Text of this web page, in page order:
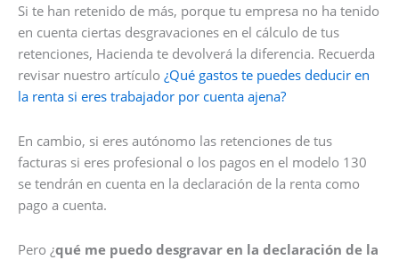
Si te han retenido de más, porque tu empresa no ha tenido
en cuenta ciertas desgravaciones en el cálculo de tus
retenciones, Hacienda te devolverá la diferencia. Recuerda
revisar nuestro artículo ¿Qué gastos te puedes deducir en
la renta si eres trabajador por cuenta ajena?
En cambio, si eres autónomo las retenciones de tus
facturas si eres profesional o los pagos en el modelo 130
se tendrán en cuenta en la declaración de la renta como
pago a cuenta.
Pero ¿qué me puedo desgravar en la declaración de la